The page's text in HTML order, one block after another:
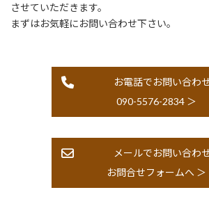
させていただきます。
まずはお気軽にお問い合わせ下さい。
お電話でお問い合わ
090-5576-2834 ＞
メールでお問い合わ
お問合せフォームへ ＞